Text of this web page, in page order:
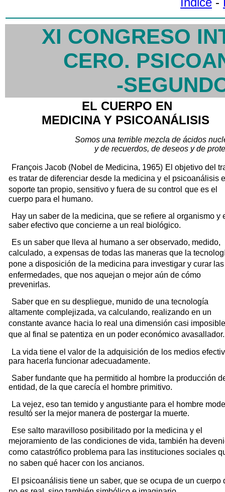
XI CONGRESO
CERO.
-
EL CUERPO EN
MEDICINA Y PSICOANÁLISIS
Somos una terrible mezcla de ácidos
y de recuerdos, de deseos y de
François Jacob (Nobel de Medicina, 1965) El objetivo del
es tratar de diferenciar desde la medicina y el psicoanálisis
soporte tan propio, sensitivo y fuera de su control que es el
cuerpo para el humano.
Hay un saber de la medicina, que se refiere al organismo y
saber efectivo que concierne a un real biológico.
Es un saber que lleva al humano a ser observado, medido,
calculado, a expensas de todas las maneras que la
pone a disposición de la medicina para investigar y curar las
enfermedades, que nos aquejan o mejor aún de cómo
prevenirlas.
Saber que en su despliegue, munido de una tecnología
altamente complejizada, va calculando, realizando en un
constante avance hacia lo real una dimensión casi
que al final se patentiza en un poder económico avasallador.
La vida tiene el valor de la adquisición de los medios
para hacerla funcionar adecuadamente.
Saber fundante que ha permitido al hombre la producción
entidad, de la que carecía el hombre primitivo.
La vejez, eso tan temido y angustiante para el hombre
resultó ser la mejor manera de postergar la muerte.
Ese salto maravilloso posibilitado por la medicina y el
mejoramiento de las condiciones de vida, también ha
como catastrófico problema para las instituciones sociales
no saben qué hacer con los ancianos.
El psicoanálisis tiene un saber, que se ocupa de un cuerpo